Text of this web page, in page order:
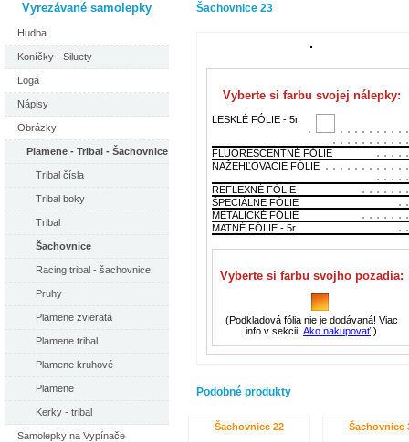
Vyrezávané samolepky
Hudba
Koníčky - Siluety
Logá
Nápisy
Obrázky
Plamene - Tribal - Šachovnice
Tribal čísla
Tribal boky
Tribal
Šachovnice
Racing tribal - šachovnice
Pruhy
Plamene zvieratá
Plamene tribal
Plamene kruhové
Plamene
Kerky - tribal
Samolepky na Vypínače
Šachovnice 23
Vyberte si farbu svojej nálepky:
LESKLÉ FÓLIE - 5r.
FLUORESCENTNÉ FÓLIE
NAŽEHĽOVACIE FÓLIE
REFLEXNÉ FÓLIE
ŠPECIÁLNE FÓLIE
METALICKÉ FÓLIE
MATNÉ FÓLIE - 5r.
Vyberte si farbu svojho pozadia:
(Podkladová fólia nie je dodávaná! Viac
info v sekcii Ako nakupovať )
Podobné produkty
Šachovnice 22 Šachovnice